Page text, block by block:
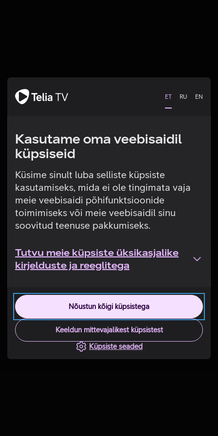
ET RU EN
Kasutame oma veebisaidil
küpsiseid
Küsime sinult luba selliste küpsiste
kasutamiseks, mida ei ole tingimata vaja
meie veebisaidi põhifunktsioonide
toimimiseks või meie veebisaidil sinu
soovitud teenuse pakkumiseks.
Tutvu meie küpsiste üksikasjalike
kirjelduste ja reeglitega
Nõustun kõigi küpsistega
Keeldun mittevajalikest küpsistest
Küpsiste seaded
Tehniline viga